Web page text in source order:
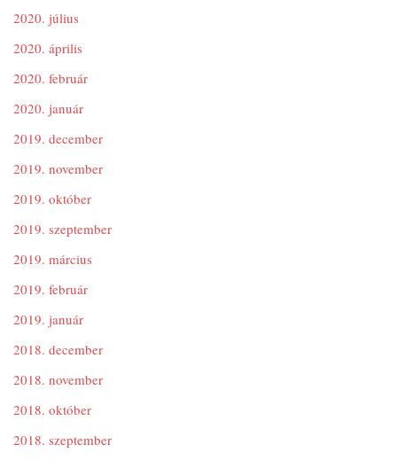
2020. július
2020. április
2020. február
2020. január
2019. december
2019. november
2019. október
2019. szeptember
2019. március
2019. február
2019. január
2018. december
2018. november
2018. október
2018. szeptember